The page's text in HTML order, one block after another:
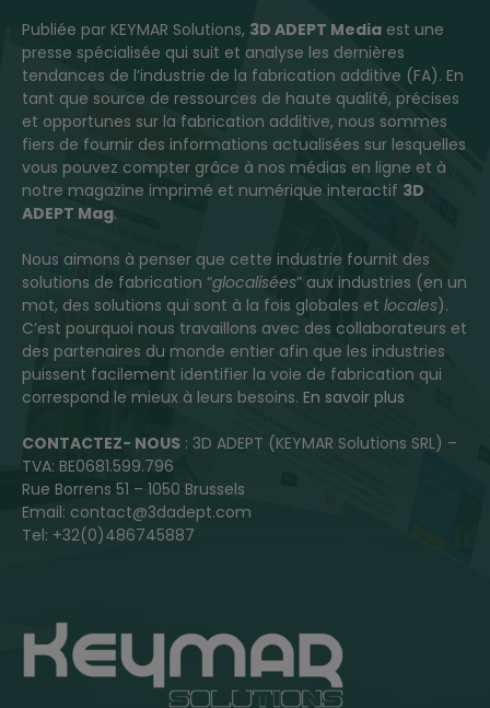
Publiée par KEYMAR Solutions, 3D ADEPT Media est une
presse spécialisée qui suit et analyse les dernières
tendances de l’industrie de la fabrication additive (FA). En
tant que source de ressources de haute qualité, précises
et opportunes sur la fabrication additive, nous sommes
fiers de fournir des informations actualisées sur lesquelles
vous pouvez compter grâce à nos médias en ligne et à
notre magazine imprimé et numérique interactif 3D
ADEPT Mag.
Nous aimons à penser que cette industrie fournit des
solutions de fabrication “glocalisées” aux industries (en un
mot, des solutions qui sont à la fois globales et locales).
C’est pourquoi nous travaillons avec des collaborateurs et
des partenaires du monde entier afin que les industries
puissent facilement identifier la voie de fabrication qui
correspond le mieux à leurs besoins. En savoir plus
CONTACTEZ- NOUS : 3D ADEPT (KEYMAR Solutions SRL) –
TVA: BE0681.599.796
Rue Borrens 51 – 1050 Brussels
Email: contact@3dadept.com
Tel: +32(0)486745887